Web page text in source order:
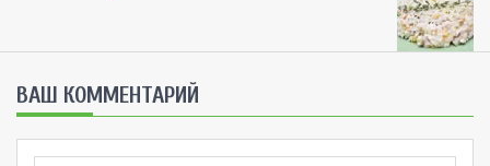
ВАШ КОММЕНТАРИЙ